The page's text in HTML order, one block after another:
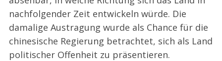
nachfolgender Zeit entwickeln würde. Die
damalige Austragung wurde als Chance für die
chinesische Regierung betrachtet, sich als Land
politischer Offenheit zu präsentieren.